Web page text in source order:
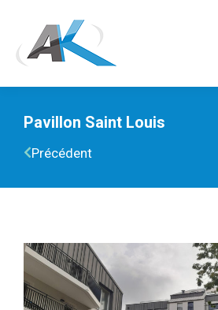
Pavillon Saint Louis
Précédent